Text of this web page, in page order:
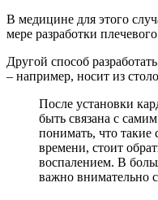
В медицине для этого
мере разработки
Другой способ
– например, носит из
После установки
быть связана с
понимать, что такие
времени, стоит
воспалением. В
важно внимательно